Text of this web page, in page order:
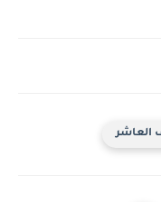
العاشر